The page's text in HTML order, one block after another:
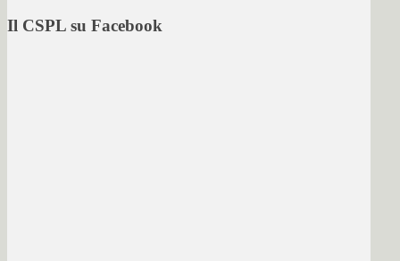
Il CSPL su Facebook